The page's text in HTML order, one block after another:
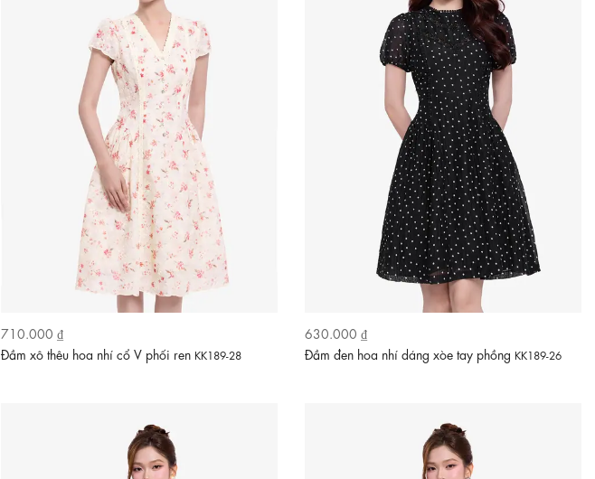
710.000 ₫
Đầm xô thêu hoa nhí cổ V phối ren KK189-28
630.000 ₫
Đầm đen hoa nhí dáng xòe tay phồng KK189-26